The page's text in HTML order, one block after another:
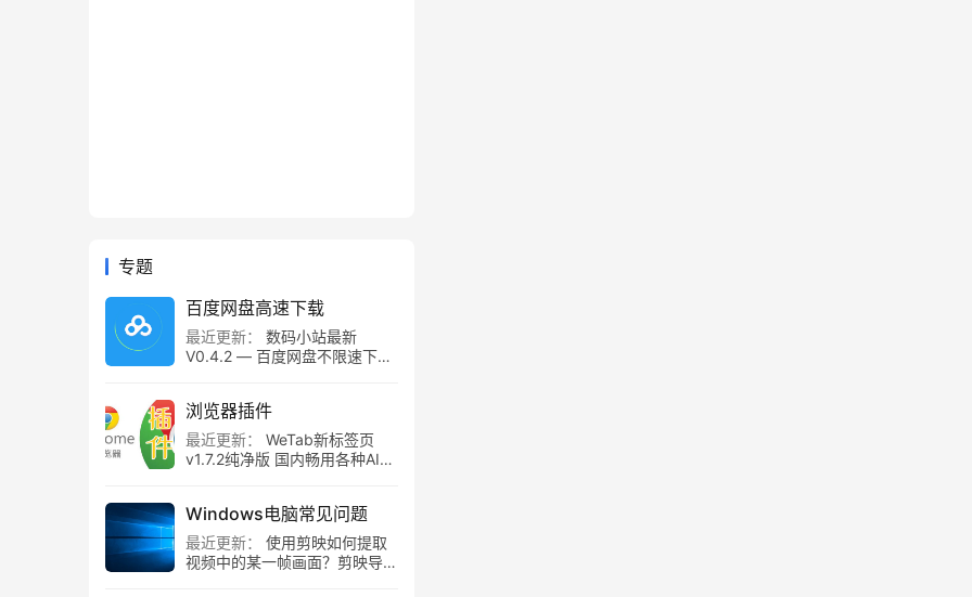
专题
百度网盘高速下载
最近更新：
数码小站最新
V0.4.2 — 百度网盘不限速下载
浏览器插件
最近更新：
WeTab新标签页
v1.7.2纯净版 国内畅用各种AI组
Windows电脑常见问题
最近更新：
使用剪映如何提取
视频中的某一帧画面？剪映导出